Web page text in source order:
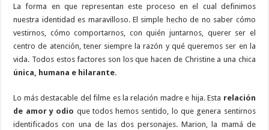
La forma en que representan este proceso en el cual definimos
nuestra identidad es maravilloso. El simple hecho de no saber cómo
vestirnos, cómo comportarnos, con quién juntarnos, querer ser el
centro de atención, tener siempre la razón y qué queremos ser en la
vida. Todos estos factores son los que hacen de Christine a una chica
única, humana e hilarante.
Lo más destacable del filme es la relación madre e hija. Esta relación
de amor y odio que todos hemos sentido, lo que genera sentirnos
identificados con una de las dos personajes. Marion, la mamá de